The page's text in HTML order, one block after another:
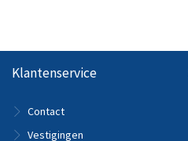
Klantenservice
Contact
Vestigingen